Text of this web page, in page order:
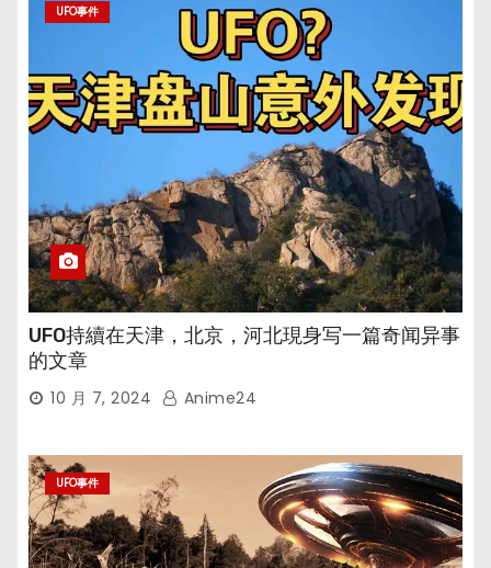
UFO事件
UFO持續在天津，北京，河北現身写一篇奇闻异事
的文章
10 月 7, 2024 Anime24
UFO事件